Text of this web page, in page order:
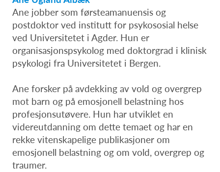
Ane jobber som førsteamanuensis og
postdoktor ved institutt for psykososial helse
ved Universitetet i Agder. Hun er
organisasjonspsykolog med doktorgrad i klinisk
psykologi fra Universitetet i Bergen.
Ane forsker på avdekking av vold og overgrep
mot barn og på emosjonell belastning hos
profesjonsutøvere. Hun har utviklet en
videreutdanning om dette temaet og har en
rekke vitenskapelige publikasjoner om
emosjonell belastning og om vold, overgrep og
traumer.